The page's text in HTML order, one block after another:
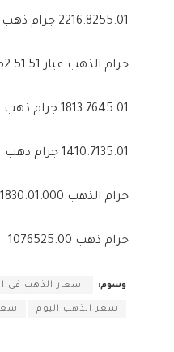
2216.8255.01 جرام ذهب
جرام الذهب عيار 2116.0652.51.51
1813.7645.01 جرام ذهب
1410.7135.01 جرام ذهب
جرام الذهب 129.1830.01.000
جرام ذهب 1076525.00
وسوم: اسعار الذهب فى
سعر الذهب اليوم